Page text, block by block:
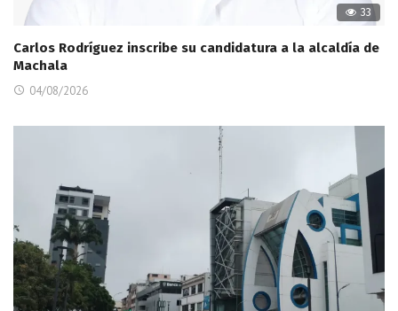
33
Carlos Rodríguez inscribe su candidatura a la alcaldía de
Machala
04/08/2026